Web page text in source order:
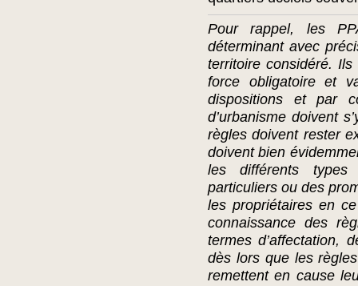
Pour rappel, les
déterminant avec
territoire considéré.
force obligatoire et
dispositions et par
d’urbanisme doivent
règles doivent rester
doivent bien
les différents types
particuliers ou des
les propriétaires en
connaissance des
termes d’affectation,
dès lors que les
remettent en cause